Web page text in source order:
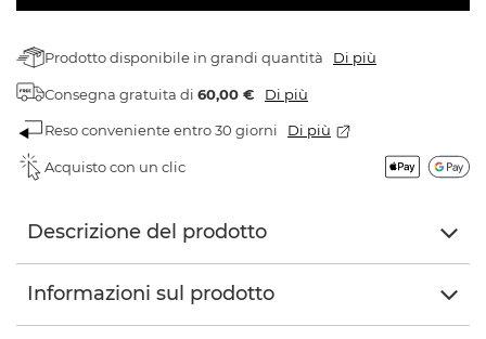
Prodotto disponibile in grandi quantità Di più
Consegna gratuita di 60,00 € Di più
Reso conveniente entro 30 giorni Di più
Acquisto con un clic
Descrizione del prodotto
Informazioni sul prodotto